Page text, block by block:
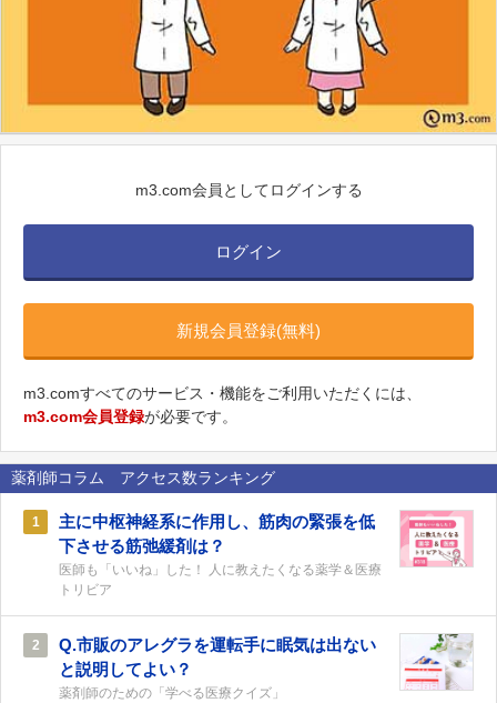
m3.com会員としてログインする
ログイン
新規会員登録(無料)
m3.comすべてのサービス・機能をご利用いただくには、
m3.com会員登録が必要です。
薬剤師コラム アクセス数ランキング
1
主に中枢神経系に作用し、筋肉の緊張を低
下させる筋弛緩剤は？
医師も「いいね」した！ 人に教えたくなる薬学＆医療
トリビア
2
Q.市販のアレグラを運転手に眠気は出ない
と説明してよい？
薬剤師のための「学べる医療クイズ」